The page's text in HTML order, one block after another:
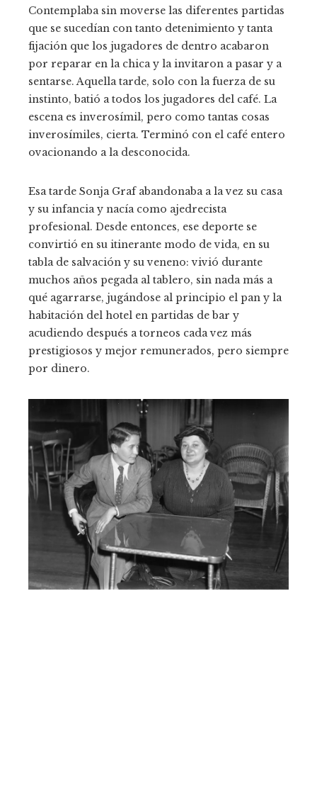
Contemplaba sin moverse las diferentes partidas
que se sucedían con tanto detenimiento y tanta
fijación que los jugadores de dentro acabaron
por reparar en la chica y la invitaron a pasar y a
sentarse. Aquella tarde, solo con la fuerza de su
instinto, batió a todos los jugadores del café. La
escena es inverosímil, pero como tantas cosas
inverosímiles, cierta. Terminó con el café entero
ovacionando a la desconocida.
Esa tarde Sonja Graf abandonaba a la vez su casa
y su infancia y nacía como ajedrecista
profesional. Desde entonces, ese deporte se
convirtió en su itinerante modo de vida, en su
tabla de salvación y su veneno: vivió durante
muchos años pegada al tablero, sin nada más a
qué agarrarse, jugándose al principio el pan y la
habitación del hotel en partidas de bar y
acudiendo después a torneos cada vez más
prestigiosos y mejor remunerados, pero siempre
por dinero.